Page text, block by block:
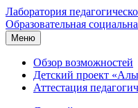
Лаборатория
Образовательная
Меню
Обзор возможностей
Детский проект
Аттестация